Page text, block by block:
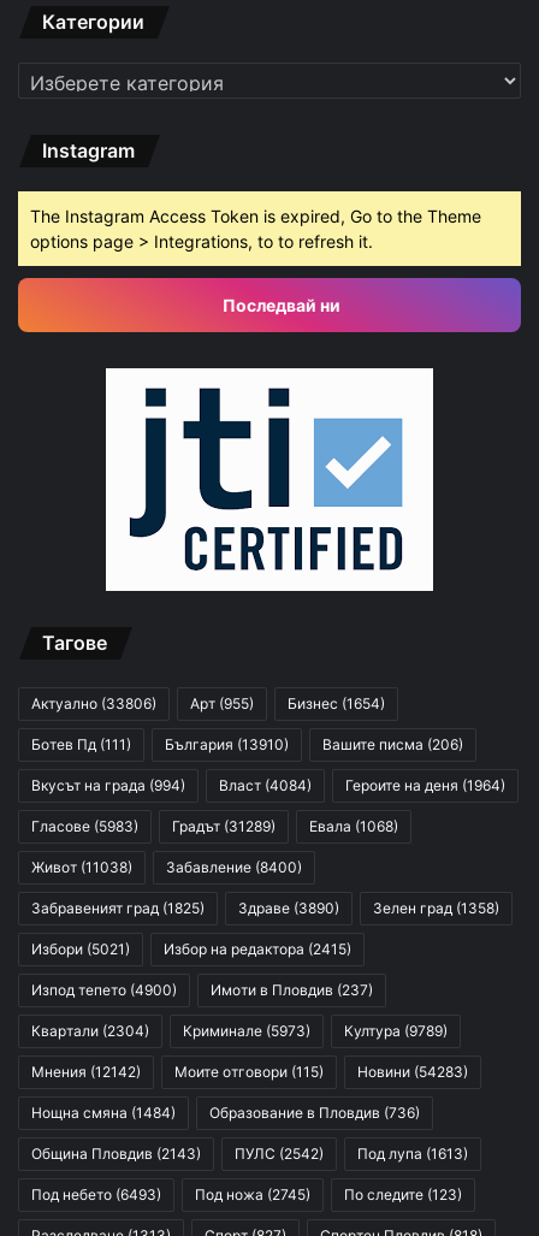
Категории
Категории
Instagram
The Instagram Access Token is expired, Go to the Theme
options page > Integrations, to to refresh it.
Последвай ни
Тагове
Актуално (33806) Арт (955) Бизнес (1654)
Ботев Пд (111) България (13910) Вашите писма (206)
Вкусът на града (994) Власт (4084) Героите на деня (1964)
Гласове (5983) Градът (31289) Евала (1068)
Живот (11038) Забавление (8400)
Забравеният град (1825) Здраве (3890) Зелен град (1358)
Избори (5021) Избор на редактора (2415)
Изпод тепето (4900) Имоти в Пловдив (237)
Квартали (2304) Криминале (5973) Култура (9789)
Мнения (12142) Моите отговори (115) Новини (54283)
Нощна смяна (1484) Образование в Пловдив (736)
Община Пловдив (2143) ПУЛС (2542) Под лупа (1613)
Под небето (6493) Под ножа (2745) По следите (123)